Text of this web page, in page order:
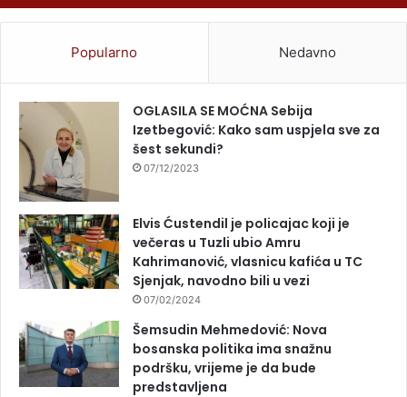
Popularno Nedavno
OGLASILA SE MOĆNA Sebija
Izetbegović: Kako sam uspjela sve za
šest sekundi?
07/12/2023
Elvis Ćustendil je policajac koji je
večeras u Tuzli ubio Amru
Kahrimanović, vlasnicu kafića u TC
Sjenjak, navodno bili u vezi
07/02/2024
Šemsudin Mehmedović: Nova
bosanska politika ima snažnu
podršku, vrijeme je da bude
predstavljena